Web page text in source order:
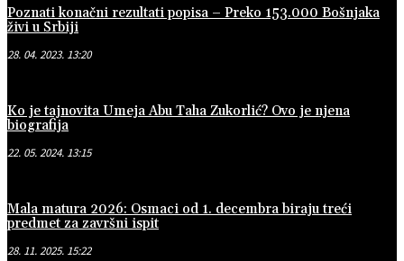
Poznati konačni rezultati popisa – Preko 153.000 Bošnjaka
živi u Srbiji
28. 04. 2023. 13:20
Ko je tajnovita Umeja Abu Taha Zukorlić? Ovo je njena
biografija
22. 05. 2024. 13:15
Mala matura 2026: Osmaci od 1. decembra biraju treći
predmet za završni ispit
28. 11. 2025. 15:22